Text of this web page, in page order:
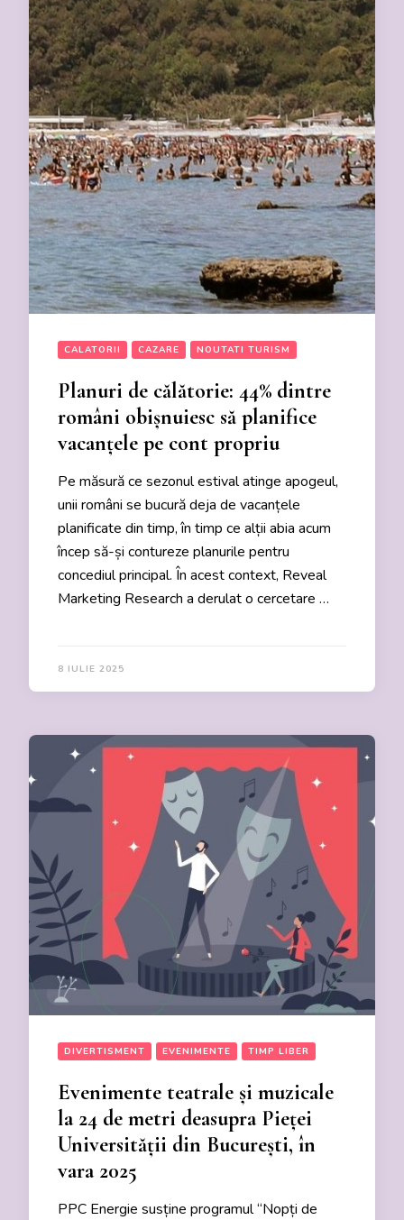
CALATORII CAZARE NOUTATI TURISM
Planuri de călătorie: 44% dintre
români obișnuiesc să planifice
vacanțele pe cont propriu
Pe măsură ce sezonul estival atinge apogeul,
unii români se bucură deja de vacanțele
planificate din timp, în timp ce alții abia acum
încep să-și contureze planurile pentru
concediul principal. În acest context, Reveal
Marketing Research a derulat o cercetare …
8 IULIE 2025
DIVERTISMENT EVENIMENTE TIMP LIBER
Evenimente teatrale și muzicale
la 24 de metri deasupra Pieței
Universității din București, în
vara 2025
PPC Energie susține programul “Nopți de